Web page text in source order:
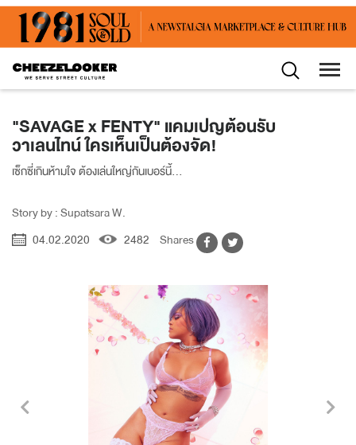
"SAVAGE x FENTY" แคมเปญต้อนรับ
วาเลนไทน์ ใครเห็นเป็นต้องจัด!
เซ็กซี่เกินห้ามใจ ต้องเล่นใหญ่กันเบอร์นี้...
Story by : Supatsara W.
04.02.2020
2482 Shares